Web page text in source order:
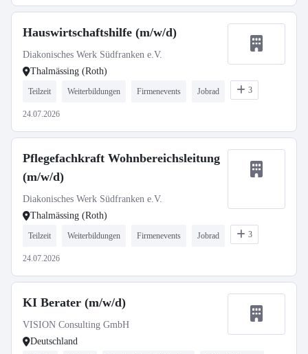
Hauswirtschaftshilfe (m/w/d)
Diakonisches Werk Südfranken e.V.
Thalmässing (Roth)
Teilzeit Weiterbildungen Firmenevents Jobrad 3
24.07.2026
Pflegefachkraft Wohnbereichsleitung
(m/w/d)
Diakonisches Werk Südfranken e.V.
Thalmässing (Roth)
Teilzeit Weiterbildungen Firmenevents Jobrad 3
24.07.2026
KI Berater (m/w/d)
VISION Consulting GmbH
Deutschland